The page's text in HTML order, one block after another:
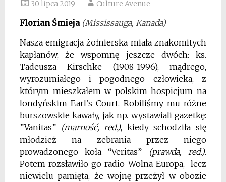
30 lipca 2019 Culture Avenue
Florian Śmieja (Mississauga, Kanada)
Nasza emigracja żołnierska miała znakomitych
kapłanów, że wspomnę jeszcze dwóch: ks.
Tadeusza Kirschke (1908-1996), mądrego,
wyrozumiałego i pogodnego człowieka, z
którym mieszkałem w polskim hospicjum na
londyńskim Earl’s Court. Robiliśmy mu różne
burszowskie kawały, jak np. wystawiali gazetkę:
”Vanitas” (marność, red.), kiedy schodziła się
młodzież na zebrania przez niego
prowadzonego koła “Veritas” (prawda, red.).
Potem rozsławiło go radio Wolna Europa, lecz
niewielu pamięta, że wojnę przeżył w obozie